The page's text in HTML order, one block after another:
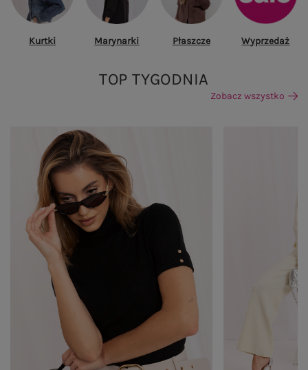
Kurtki Marynarki Płaszcze Wyprzedaż
TOP TYGODNIA
Zobacz wszystko